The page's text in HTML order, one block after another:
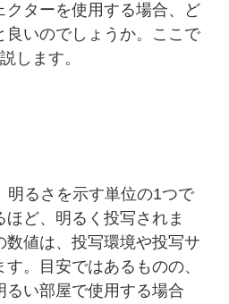
クターを使用する場合、ど
良いのでしょうか。ここで
します。
明るさを示す単位の1つで
ど、明るく投写されま
数値は、投写環境や投写サ
。目安ではあるものの、
るい部屋で使用する場合